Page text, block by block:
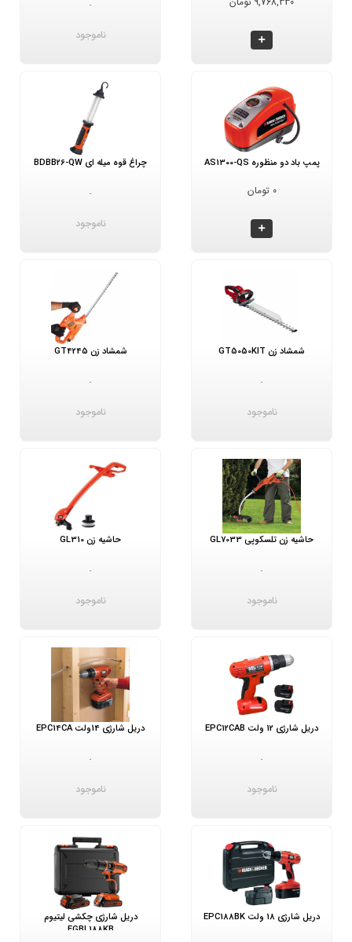
-
ناموجود
پمپ باد دو منظوره AS1300-QS
0 تومان
چراغ قوه میله ای BDBB26-QW
-
ناموجود
شمشاد زن GT5050KIT
-
ناموجود
شمشاد زن GT4245
-
ناموجود
حاشیه زن تلسکوپی GL7033
-
ناموجود
حاشیه زن GL310
-
ناموجود
دریل شارژی 12 ولت EPC12CAB
-
ناموجود
دریل شارژی 14ولت EPC14CA
-
ناموجود
دریل شارژی 18 ولت EPC188BK
دریل شارژی چکشی لیتیوم
EGBL188KB